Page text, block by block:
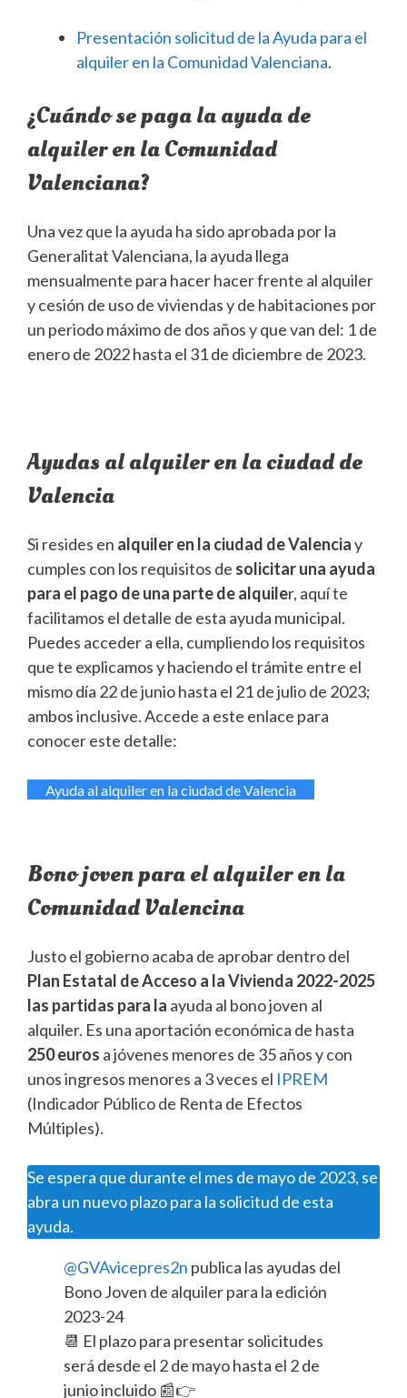
Presentación solicitud de la Ayuda para el
alquiler en la Comunidad Valenciana.
¿Cuándo se paga la ayuda de
alquiler en la Comunidad
Valenciana?
Una vez que la ayuda ha sido aprobada por la
Generalitat Valenciana, la ayuda llega
mensualmente para hacer hacer frente al alquiler
y cesión de uso de viviendas y de habitaciones por
un periodo máximo de dos años y que van del: 1 de
enero de 2022 hasta el 31 de diciembre de 2023.
Ayudas al alquiler en la ciudad de
Valencia
Si resides en alquiler en la ciudad de Valenciay
cumples con los requisitos de solicitar una ayuda
para el pago de una parte de alquiler, aquí te
facilitamos el detalle de esta ayuda municipal.
Puedes acceder a ella, cumpliendo los requisitos
que te explicamos y haciendo el trámite entre el
mismo día 22 de junio hasta el 21 de julio de 2023;
ambos inclusive. Accede a este enlace para
conocer este detalle:
Ayuda al alquiler en la ciudad de Valencia
Bono joven para el alquiler en la
Comunidad Valencina
Justo el gobierno acaba de aprobar dentro del
Plan Estatal de Acceso a la Vivienda 2022-2025
las partidas para la ayuda al bono joven al
alquiler. Es una aportación económica de hasta
250 euros a jóvenes menores de 35 años y con
unos ingresos menores a 3 veces el IPREM
(Indicador Público de Renta de Efectos
Múltiples).
Se espera que durante el mes de mayo de 2023, se
abra un nuevo plazo para la solicitud de esta
ayuda.
@GVAvicepres2n publica las ayudas del
Bono Joven de alquiler para la edición
2023-24
📆 El plazo para presentar solicitudes
será desde el 2 de mayo hasta el 2 de
junio incluido 📰👉